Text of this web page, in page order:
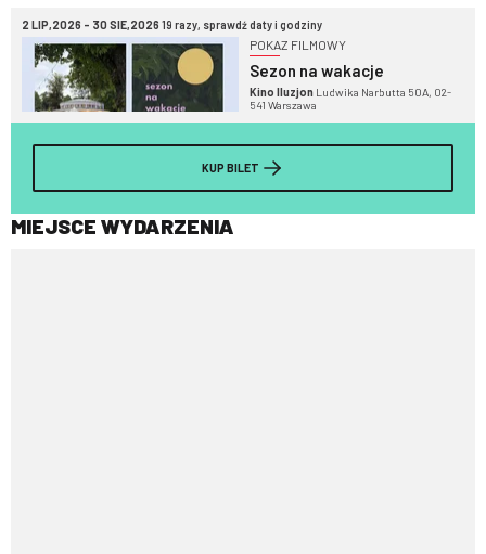
2 LIP,2026 - 30 SIE,2026 19 razy, sprawdź daty i godziny
POKAZ FILMOWY
Sezon na wakacje
Kino Iluzjon Ludwika Narbutta 50A, 02-
541 Warszawa
KUP BILET
MIEJSCE WYDARZENIA